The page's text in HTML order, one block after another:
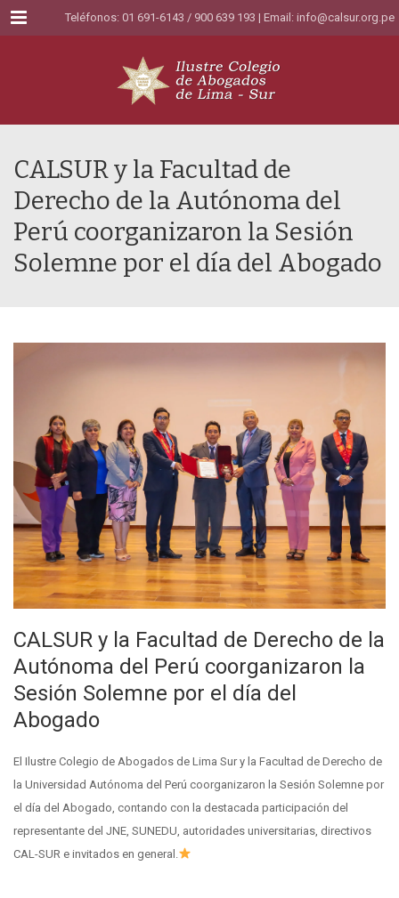
Menu Teléfonos: 01 691-6143 / 900 639 193 | Email: info@calsur.org.pe
CALSUR y la Facultad de
Derecho de la Autónoma del
Perú coorganizaron la Sesión
Solemne por el día del Abogado
CALSUR y la Facultad de Derecho de la
Autónoma del Perú coorganizaron la
Sesión Solemne por el día del
Abogado
El Ilustre Colegio de Abogados de Lima Sur y la Facultad de Derecho de
la Universidad Autónoma del Perú coorganizaron la Sesión Solemne por
el día del Abogado, contando con la destacada participación del
representante del JNE, SUNEDU, autoridades universitarias, directivos
CAL-SUR e invitados en general.